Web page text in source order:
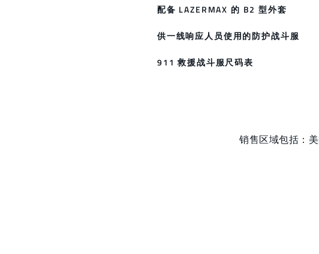
配备 LAZERMAX 的 B2 型外套
供一线响应人员使用的防护战斗服
911 救援战斗服尺码表
销售区域包括：